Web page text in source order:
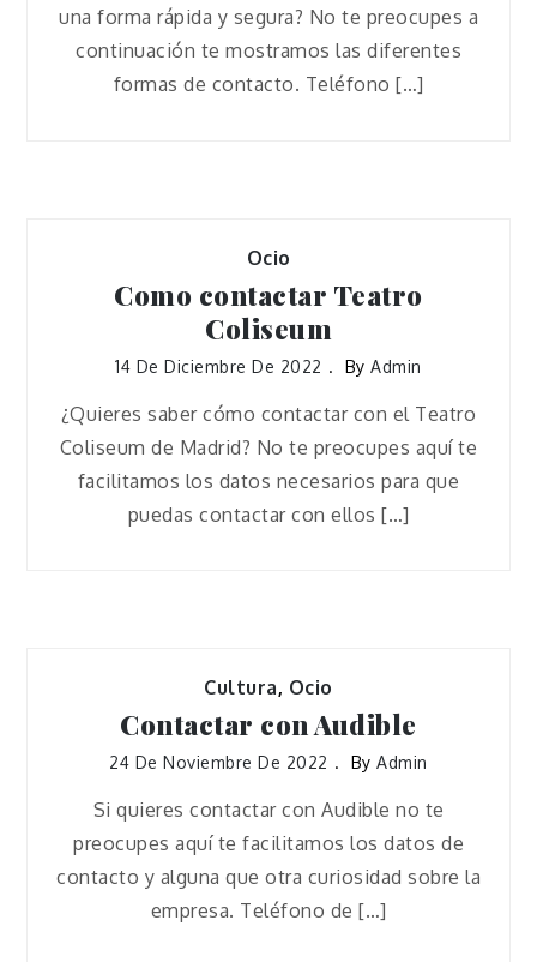
una forma rápida y segura? No te preocupes a
continuación te mostramos las diferentes
formas de contacto. Teléfono […]
Ocio
Como contactar Teatro
Coliseum
14 De Diciembre De 2022 ByAdmin
¿Quieres saber cómo contactar con el Teatro
Coliseum de Madrid? No te preocupes aquí te
facilitamos los datos necesarios para que
puedas contactar con ellos […]
Cultura, Ocio
Contactar con Audible
24 De Noviembre De 2022 ByAdmin
Si quieres contactar con Audible no te
preocupes aquí te facilitamos los datos de
contacto y alguna que otra curiosidad sobre la
empresa. Teléfono de […]